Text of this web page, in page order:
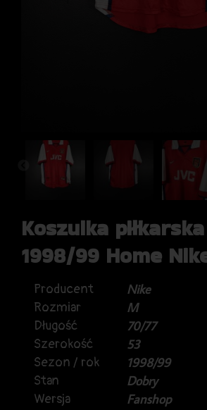
Koszulka
1998/99 Home
Producent
Nike
Rozmiar
M
Długość
70/77
Szerokość
53
Sezon / rok
1998/99
Stan
Dobry
Wersja
Fanshop